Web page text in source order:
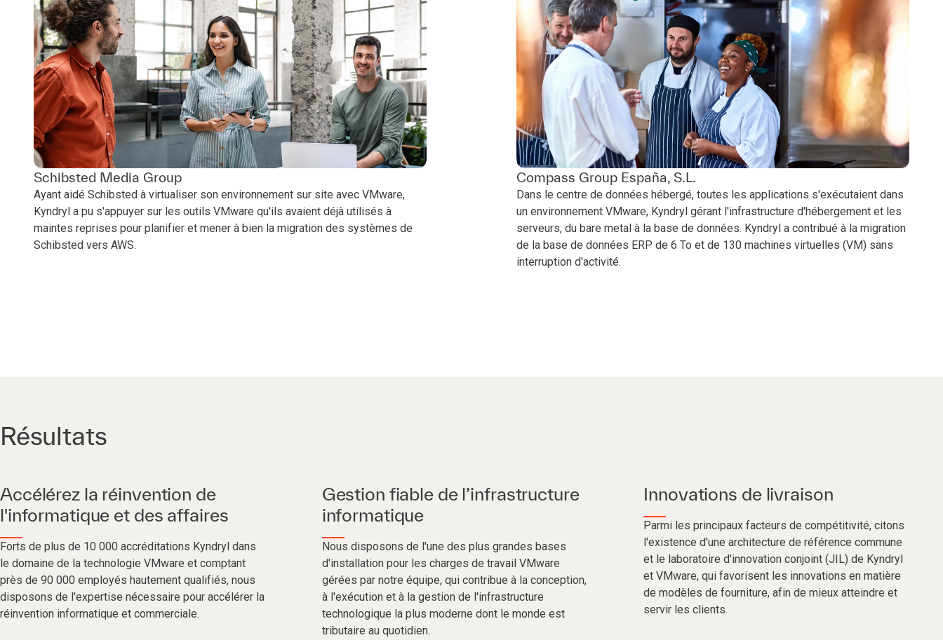
Schibsted Media Group
Ayant aidé Schibsted à virtualiser son environnement sur site avec VMware,
Kyndryl a pu s'appuyer sur les outils VMware qu'ils avaient déjà utilisés à
maintes reprises pour planifier et mener à bien la migration des systèmes de
Schibsted vers AWS.
Compass Group España, S.L.
Dans le centre de données hébergé, toutes les applications s'exécutaient dans
un environnement VMware, Kyndryl gérant l'infrastructure d'hébergement et les
serveurs, du bare metal à la base de données. Kyndryl a contribué à la migration
de la base de données ERP de 6 To et de 130 machines virtuelles (VM) sans
interruption d'activité.
Résultats
Accélérez la réinvention de
l'informatique et des affaires
Forts de plus de 10 000 accréditations Kyndryl dans
le domaine de la technologie VMware et comptant
près de 90 000 employés hautement qualifiés, nous
disposons de l'expertise nécessaire pour accélérer la
réinvention informatique et commerciale.
Gestion fiable de l’infrastructure
informatique
Nous disposons de l'une des plus grandes bases
d'installation pour les charges de travail VMware
gérées par notre équipe, qui contribue à la conception,
à l'exécution et à la gestion de l'infrastructure
technologique la plus moderne dont le monde est
tributaire au quotidien.
Innovations de livraison
Parmi les principaux facteurs de compétitivité, citons
l'existence d'une architecture de référence commune
et le laboratoire d'innovation conjoint (JIL) de Kyndryl
et VMware, qui favorisent les innovations en matière
de modèles de fourniture, afin de mieux atteindre et
servir les clients.